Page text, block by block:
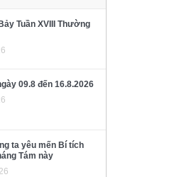
Tuần XVIII Thường
09.8 đến 16.8.2026
ta yêu mến Bí tích
Tám này